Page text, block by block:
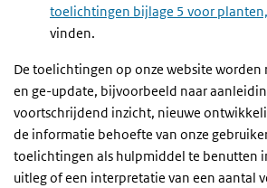
toelichtingen bijlage 5 voor
vinden.
De toelichtingen op onze website worden
en ge-update, bijvoorbeeld naar
voortschrijdend inzicht, nieuwe
de informatie behoefte van onze
toelichtingen als hulpmiddel te benutten
uitleg of een interpretatie van een aantal